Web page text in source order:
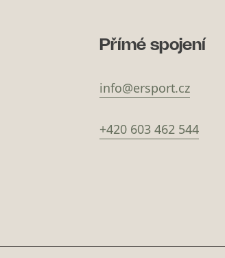
Přímé spojení
info@ersport.cz
+420 603 462 544